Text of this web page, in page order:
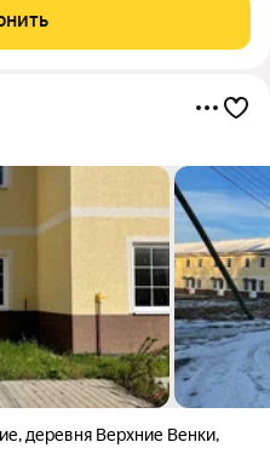
в Петродворцовом
, деревня Верхние Венки,